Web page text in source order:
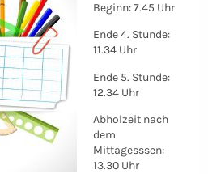
Beginn: 7.45 Uhr
Ende 4. Stunde:
11.34 Uhr
Ende 5. Stunde:
12.34 Uhr
Abholzeit nach
dem
Mittagesssen:
13.30 Uhr